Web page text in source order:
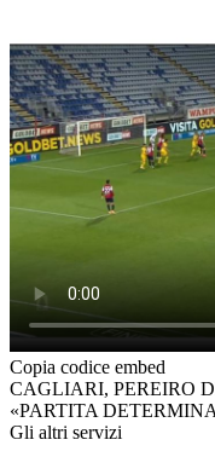
Copia codice embed
CAGLIARI, PEREIRO
«PARTITA
Gli altri servizi